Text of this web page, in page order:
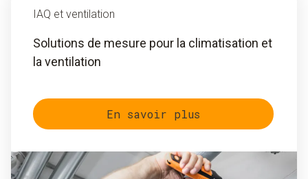
IAQ et ventilation
Solutions de mesure pour la climatisation et
la ventilation
En savoir plus